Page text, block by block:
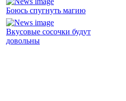
Боюсь спугнуть магию
Вкусовые сосочки будут
довольны